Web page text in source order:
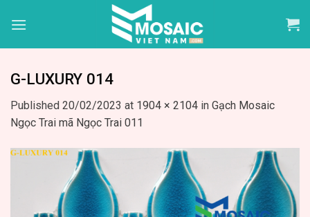
G-LUXURY 014
Published 20/02/2023 at 1904 × 2104 in Gạch Mosaic
Ngọc Trai mã Ngọc Trai 011